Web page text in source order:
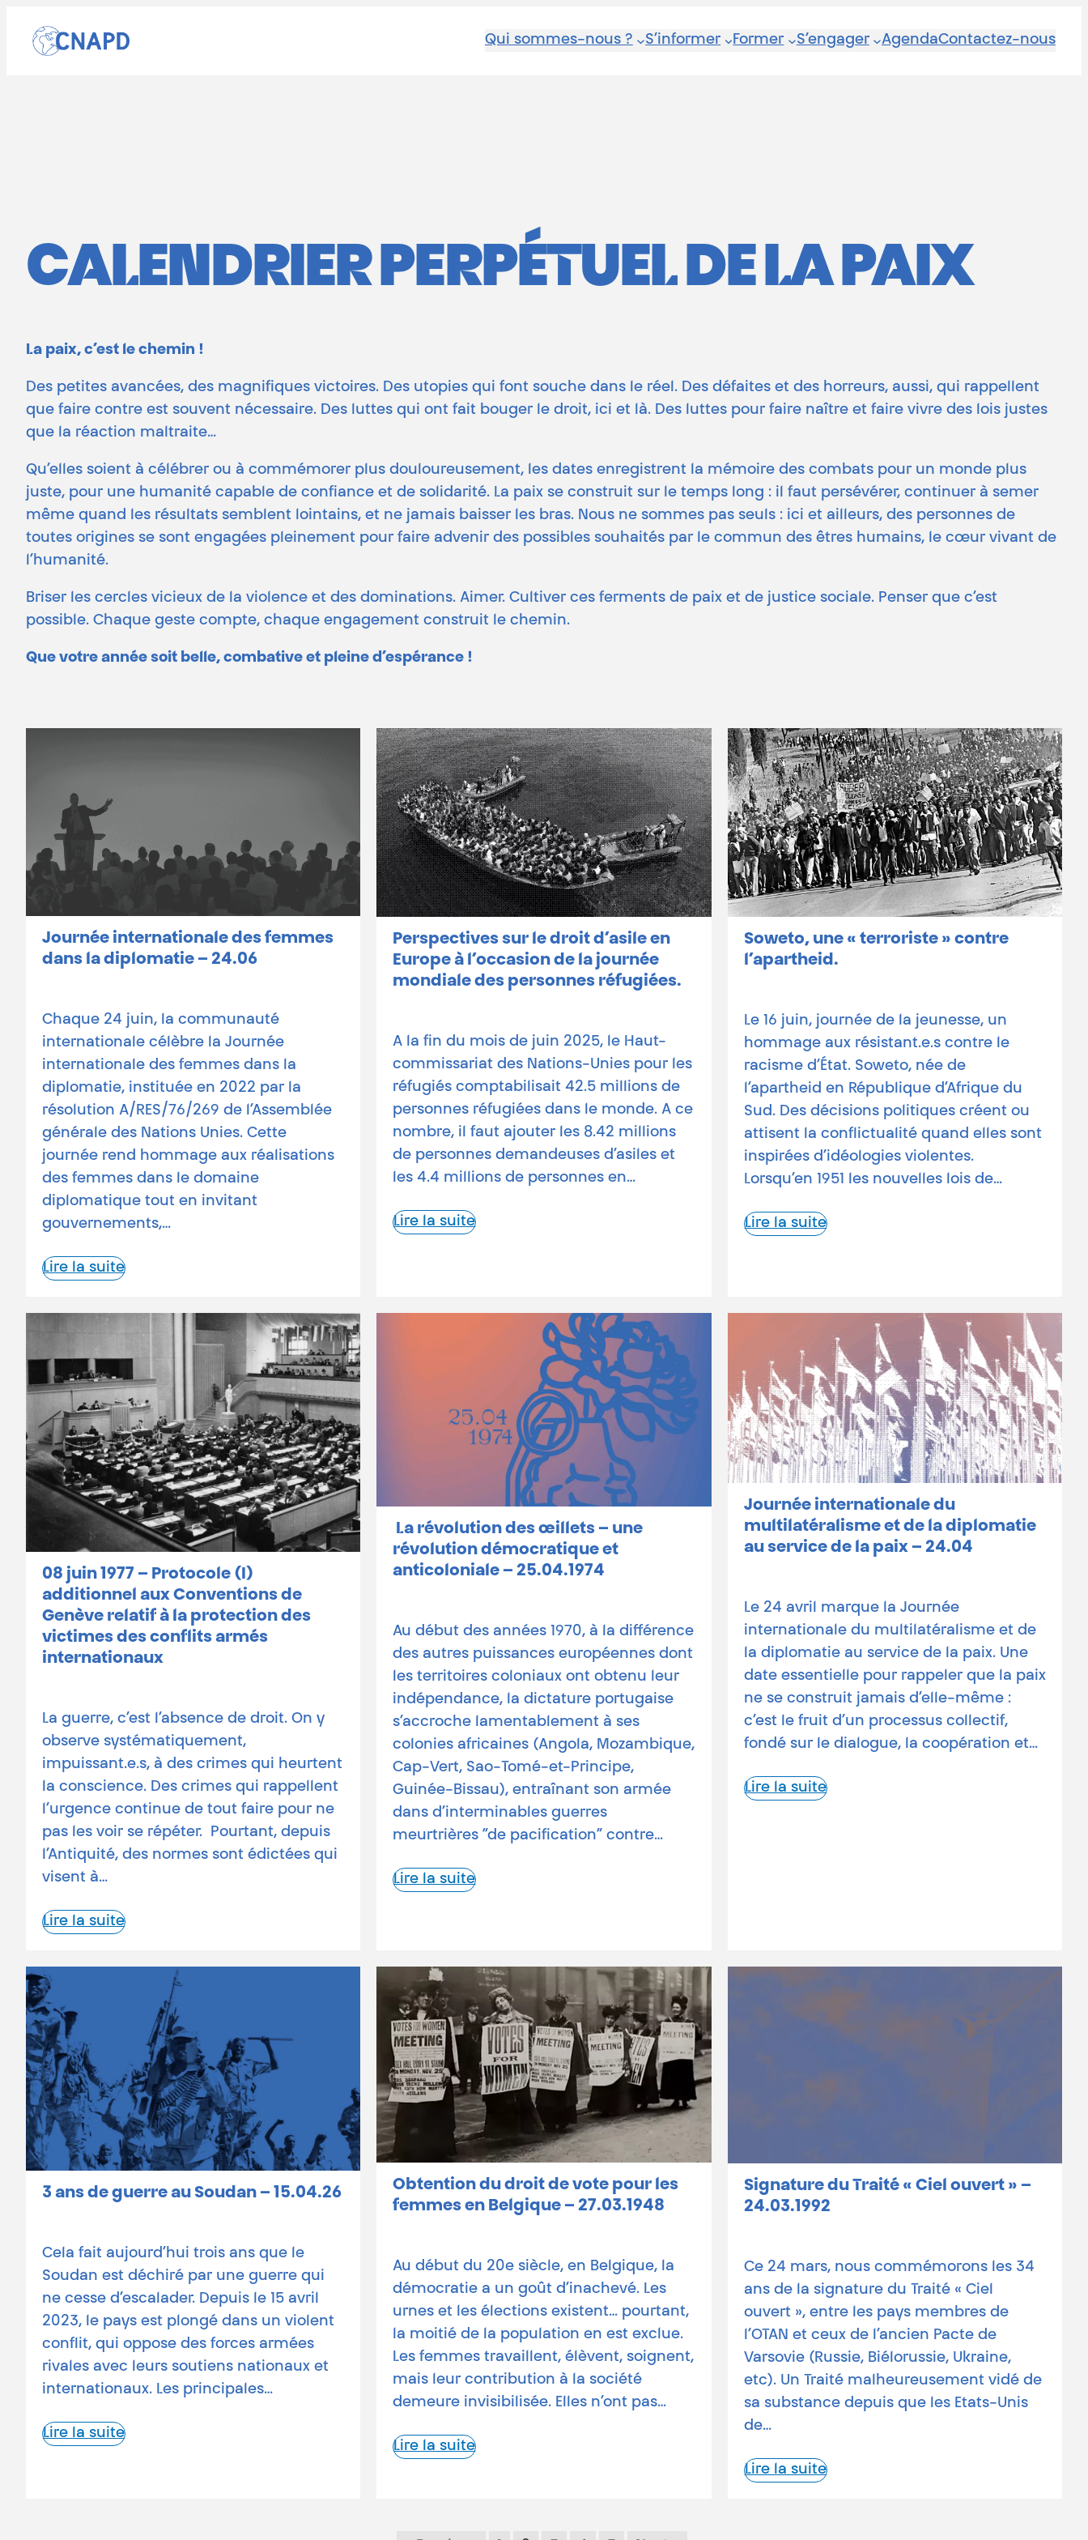
Qui sommes-nous ? S’informer Former S’engager AgendaContactez-nous
CALENDRIER PERPÉTUEL DE LA PAIX
La paix, c’est le chemin !
Des petites avancées, des magnifiques victoires. Des utopies qui font souche dans le réel. Des défaites et des horreurs, aussi, qui rappellent
que faire contre est souvent nécessaire. Des luttes qui ont fait bouger le droit, ici et là. Des luttes pour faire naître et faire vivre des lois justes
que la réaction maltraite…
Qu’elles soient à célébrer ou à commémorer plus douloureusement, les dates enregistrent la mémoire des combats pour un monde plus
juste, pour une humanité capable de confiance et de solidarité. La paix se construit sur le temps long : il faut persévérer, continuer à semer
même quand les résultats semblent lointains, et ne jamais baisser les bras. Nous ne sommes pas seuls : ici et ailleurs, des personnes de
toutes origines se sont engagées pleinement pour faire advenir des possibles souhaités par le commun des êtres humains, le cœur vivant de
l’humanité.
Briser les cercles vicieux de la violence et des dominations. Aimer. Cultiver ces ferments de paix et de justice sociale. Penser que c’est
possible. Chaque geste compte, chaque engagement construit le chemin.
Que votre année soit belle, combative et pleine d’espérance !
Journée internationale des femmes
dans la diplomatie – 24.06
Chaque 24 juin, la communauté
internationale célèbre la Journée
internationale des femmes dans la
diplomatie, instituée en 2022 par la
résolution A/RES/76/269 de l’Assemblée
générale des Nations Unies. Cette
journée rend hommage aux réalisations
des femmes dans le domaine
diplomatique tout en invitant
gouvernements,…
Lire la suite
Perspectives sur le droit d’asile en
Europe à l’occasion de la journée
mondiale des personnes réfugiées.
A la fin du mois de juin 2025, le Haut-
commissariat des Nations-Unies pour les
réfugiés comptabilisait 42.5 millions de
personnes réfugiées dans le monde. A ce
nombre, il faut ajouter les 8.42 millions
de personnes demandeuses d’asiles et
les 4.4 millions de personnes en…
Lire la suite
Soweto, une « terroriste » contre
l’apartheid.
Le 16 juin, journée de la jeunesse, un
hommage aux résistant.e.s contre le
racisme d’État. Soweto, née de
l’apartheid en République d’Afrique du
Sud. Des décisions politiques créent ou
attisent la conflictualité quand elles sont
inspirées d’idéologies violentes.
Lorsqu’en 1951 les nouvelles lois de…
Lire la suite
08 juin 1977 – Protocole (I)
additionnel aux Conventions de
Genève relatif à la protection des
victimes des conflits armés
internationaux
La guerre, c’est l’absence de droit. On y
observe systématiquement,
impuissant.e.s, à des crimes qui heurtent
la conscience. Des crimes qui rappellent
l’urgence continue de tout faire pour ne
pas les voir se répéter. Pourtant, depuis
l’Antiquité, des normes sont édictées qui
visent à…
Lire la suite
La révolution des œillets – une
révolution démocratique et
anticoloniale – 25.04.1974
Au début des années 1970, à la différence
des autres puissances européennes dont
les territoires coloniaux ont obtenu leur
indépendance, la dictature portugaise
s’accroche lamentablement à ses
colonies africaines (Angola, Mozambique,
Cap-Vert, Sao-Tomé-et-Principe,
Guinée-Bissau), entraînant son armée
dans d’interminables guerres
meurtrières “de pacification” contre…
Lire la suite
Journée internationale du
multilatéralisme et de la diplomatie
au service de la paix – 24.04
Le 24 avril marque la Journée
internationale du multilatéralisme et de
la diplomatie au service de la paix. Une
date essentielle pour rappeler que la paix
ne se construit jamais d’elle-même :
c’est le fruit d’un processus collectif,
fondé sur le dialogue, la coopération et…
Lire la suite
3 ans de guerre au Soudan – 15.04.26
Cela fait aujourd’hui trois ans que le
Soudan est déchiré par une guerre qui
ne cesse d’escalader. Depuis le 15 avril
2023, le pays est plongé dans un violent
conflit, qui oppose des forces armées
rivales avec leurs soutiens nationaux et
internationaux. Les principales…
Lire la suite
Obtention du droit de vote pour les
femmes en Belgique – 27.03.1948
Au début du 20e siècle, en Belgique, la
démocratie a un goût d’inachevé. Les
urnes et les élections existent… pourtant,
la moitié de la population en est exclue.
Les femmes travaillent, élèvent, soignent,
mais leur contribution à la société
demeure invisibilisée. Elles n’ont pas…
Lire la suite
Signature du Traité « Ciel ouvert » –
24.03.1992
Ce 24 mars, nous commémorons les 34
ans de la signature du Traité « Ciel
ouvert », entre les pays membres de
l’OTAN et ceux de l’ancien Pacte de
Varsovie (Russie, Biélorussie, Ukraine,
etc). Un Traité malheureusement vidé de
sa substance depuis que les Etats-Unis
de…
Lire la suite